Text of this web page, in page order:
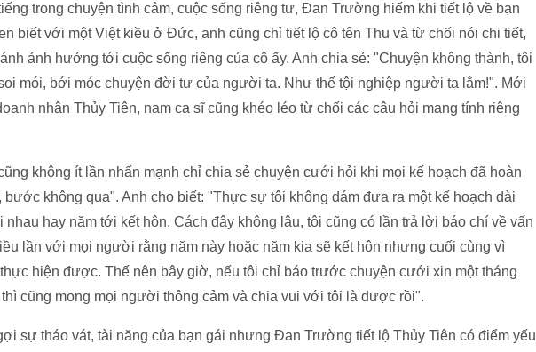
trong chuyện tình cảm, cuộc sống riêng tư, Đan Trường hiếm khi tiết lộ về bạn
biết với một Việt kiều ở Đức, anh cũng chỉ tiết lộ cô tên Thu và từ chối nói chi tiết,
ảnh hưởng tới cuộc sống riêng của cô ấy. Anh chia sẻ: "Chuyện không thành, tôi
mói, bới móc chuyện đời tư của người ta. Như thế tội nghiệp người ta lắm!". Mới
nhân Thủy Tiên, nam ca sĩ cũng khéo léo từ chối các câu hỏi mang tính riêng
không ít lần nhấn mạnh chỉ chia sẻ chuyện cưới hỏi khi mọi kế hoạch đã hoàn
không qua". Anh cho biết: "Thực sự tôi không dám đưa ra một kế hoạch dài
hay năm tới kết hôn. Cách đây không lâu, tôi cũng có lần trả lời báo chí về vấn
lần với mọi người rằng năm này hoặc năm kia sẽ kết hôn nhưng cuối cùng vì
hiện được. Thế nên bây giờ, nếu tôi chỉ báo trước chuyện cưới xin một tháng
cũng mong mọi người thông cảm và chia vui với tôi là được rồi".
sự tháo vát, tài năng của bạn gái nhưng Đan Trường tiết lộ Thủy Tiên có điểm yếu